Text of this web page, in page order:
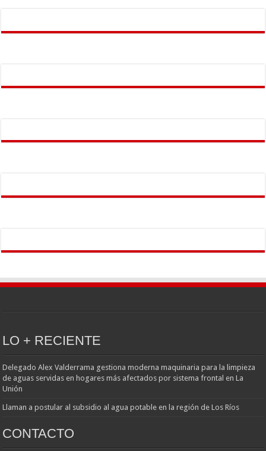
LO + RECIENTE
Delegado Alex Valderrama gestiona moderna maquinaria para la limpieza
de aguas servidas en hogares más afectados por sistema frontal en La
Unión
Llaman a postular al subsidio al agua potable en la región de Los Ríos
CONTACTO